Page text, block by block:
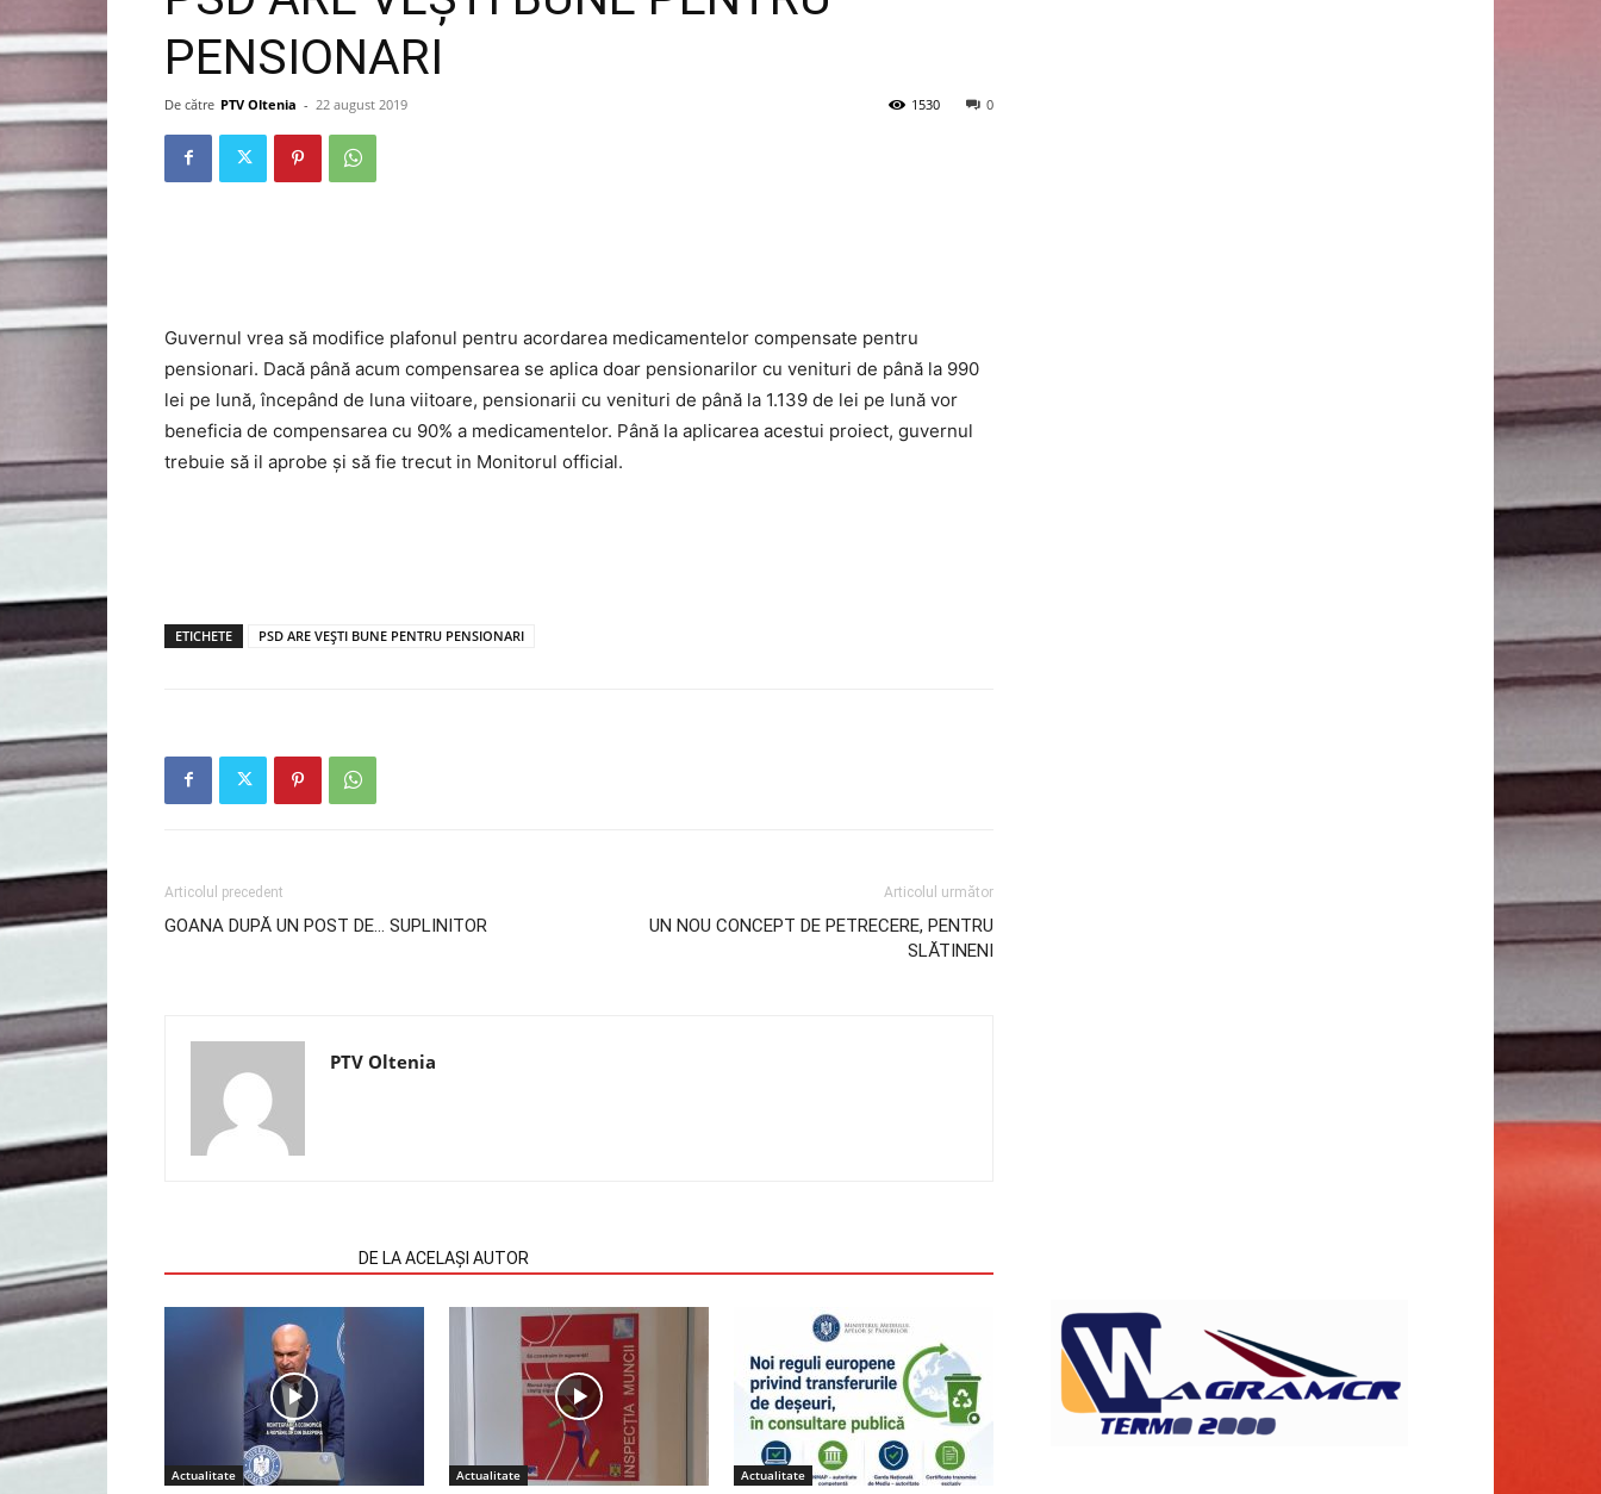
PENSIONARI
De către PTV Oltenia - 22 august 2019 0
1530
Guvernul vrea să modifice plafonul pentru acordarea medicamentelor compensate pentru
pensionari. Dacă până acum compensarea se aplica doar pensionarilor cu venituri de până la 990
lei pe lună, începând de luna viitoare, pensionarii cu venituri de până la 1.139 de lei pe lună vor
beneficia de compensarea cu 90% a medicamentelor. Până la aplicarea acestui proiect, guvernul
trebuie să il aprobe și să fie trecut in Monitorul official.
ETICHETE PSD ARE VEȘTI BUNE PENTRU PENSIONARI
Articolul precedent
GOANA DUPĂ UN POST DE… SUPLINITOR
Articolul următor
UN NOU CONCEPT DE PETRECERE, PENTRU
SLĂTINENI
PTV Oltenia
DE LA ACELAȘI AUTOR
Actualitate Actualitate Actualitate